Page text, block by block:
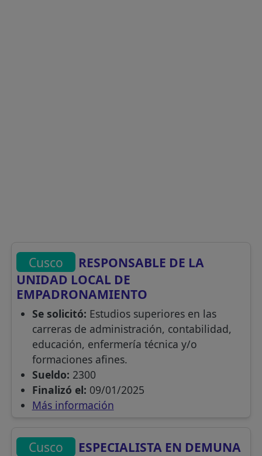
Cusco
RESPONSABLE DE LA
UNIDAD LOCAL DE
EMPADRONAMIENTO
Se solicitó: Estudios superiores en las
carreras de administración, contabilidad,
educación, enfermería técnica y/o
formaciones afines.
Sueldo: 2300
Finalizó el: 09/01/2025
Más información
Cusco ESPECIALISTA EN DEMUNA